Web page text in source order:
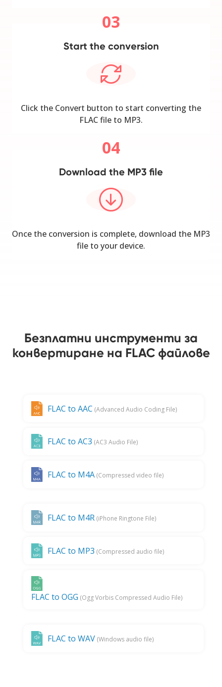
03
Start the conversion
Click the Convert button to start converting the
FLAC file to MP3.
04
Download the MP3 file
Once the conversion is complete, download the MP3
file to your device.
Безплатни инструменти за
конвертиране на FLAC файлове
FLAC to AAC (Advanced Audio Coding File)
FLAC to AC3 (AC3 Audio File)
FLAC to M4A (Compressed video file)
FLAC to M4R (iPhone Ringtone File)
FLAC to MP3 (Compressed audio file)
FLAC to OGG (Ogg Vorbis Compressed Audio File)
FLAC to WAV (Windows audio file)